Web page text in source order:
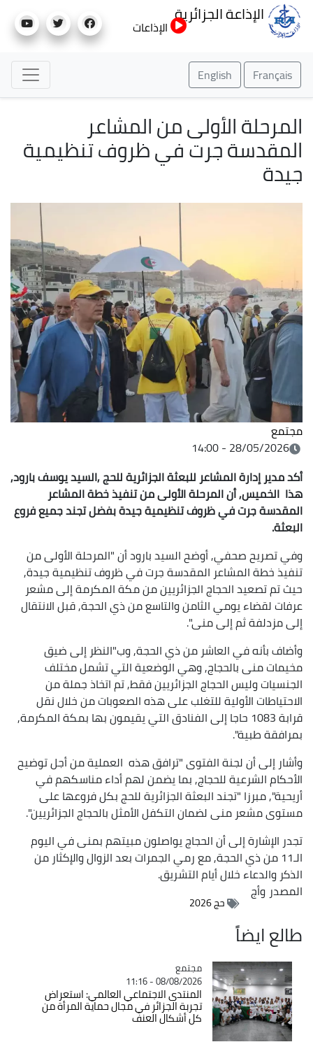
إلى
الإذاعة الجزائرية
الإذاعات
Français
English
المرحلة الأولى من المشاعر
المقدسة جرت في ظروف تنظيمية
جيدة
مجتمع
28/05/2026 - 14:00
أكد مدير إدارة المشاعر للبعثة الجزائرية للحج ,السيد يوسف بارود,
هذا الخميس, أن المرحلة الأولى من تنفيذ خطة المشاعر
المقدسة جرت في ظروف تنظيمية جيدة بفضل تجند جميع فروع
البعثة.
وفي تصريح صحفي, أوضح السيد بارود أن "المرحلة الأولى من
تنفيذ خطة المشاعر المقدسة جرت في ظروف تنظيمية جيدة,
حيث تم تصعيد الحجاج الجزائريين من مكة المكرمة إلى مشعر
عرفات لقضاء يومي الثامن والتاسع من ذي الحجة, قبل الانتقال
إلى مزدلفة ثم إلى منى".
وأضاف بأنه في العاشر من ذي الحجة, وب"النظر إلى ضيق
مخيمات منى بالحجاج, وهي الوضعية التي تشمل مختلف
الجنسيات وليس الحجاج الجزائريين فقط, تم اتخاذ جملة من
الاحتياطات الأولية للتغلب على هذه الصعوبات من خلال نقل
قرابة 1083 حاجا إلى الفنادق التي يقيمون بها بمكة المكرمة,
بمرافقة طبية".
وأشار إلى أن لجنة الفتوى "ترافق هذه العملية من أجل توضيح
الأحكام الشرعية للحجاج, بما يضمن لهم أداء مناسكهم في
أريحية", مبرزا "تجند البعثة الجزائرية للحج بكل فروعها على
مستوى مشعر منى لضمان التكفل الأمثل بالحجاج الجزائريين".
تجدر الإشارة إلى أن الحجاج يواصلون مبيتهم بمنى في اليوم
الـ11 من ذي الحجة, مع رمي الجمرات بعد الزوال والإكثار من
الذكر والدعاء خلال أيام التشريق.
المصدروأج
حج 2026
طالع ايضاً
Catégorie
مجتمع
08/08/2026 - 11:16
المنتدى الاجتماعي العالمي: استعراض
تجربة الجزائر في مجال حماية المرأة من
كل أشكال العنف